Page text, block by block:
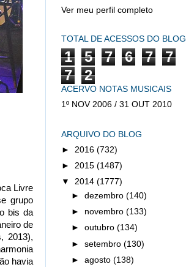
Livre
grupo
bis da
de
2013),
havia
Ver meu perfil completo
TOTAL DE ACESSOS DO BLOG
1 5 7 6 7
7
7
2
ACERVO NOTAS MUSICAIS
1º NOV 2006 / 31 OUT 2010
ARQUIVO DO BLOG
► 2016 (732)
► 2015 (1487)
▼ 2014 (1777)
►dezembro(140)
► novembro(133)
►outubro(134)
►setembro(130)
►agosto(138)